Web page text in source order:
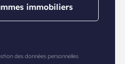
immobiliers
des données personnelles